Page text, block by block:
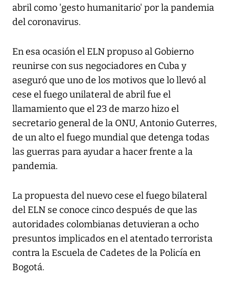
abril como 'gesto humanitario' por la pandemia
del coronavirus.
En esa ocasión el ELN propuso al Gobierno
reunirse con sus negociadores en Cuba y
aseguró que uno de los motivos que lo llevó al
cese el fuego unilateral de abril fue el
llamamiento que el 23 de marzo hizo el
secretario general de la ONU, Antonio Guterres,
de un alto el fuego mundial que detenga todas
las guerras para ayudar a hacer frente a la
pandemia.
La propuesta del nuevo cese el fuego bilateral
del ELN se conoce cinco después de que las
autoridades colombianas detuvieran a ocho
presuntos implicados en el atentado terrorista
contra la Escuela de Cadetes de la Policía en
Bogotá.